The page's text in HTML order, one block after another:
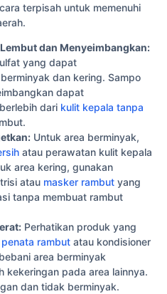
terpisah untuk memenuhi
dan Menyeimbangkan:
yang dapat
dan kering. Sampo
dapat
dari kulit kepala tanpa
Untuk area berminyak,
atau perawatan kulit kepala
area kering, gunakan
atau masker rambut yang
tanpa membuat rambut
Perhatikan produk yang
rambut atau kondisioner
area berminyak
kekeringan pada area lainnya.
dan tidak berminyak.